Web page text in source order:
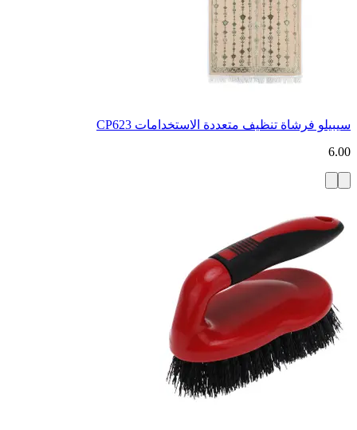
سيبيلو فرشاة تنظيف متعددة الاستخدامات CP623
6.00